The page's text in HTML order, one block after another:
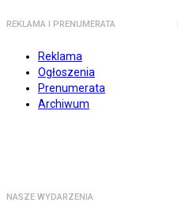
REKLAMA I PRENUMERATA
Reklama
Ogłoszenia
Prenumerata
Archiwum
NASZE WYDARZENIA